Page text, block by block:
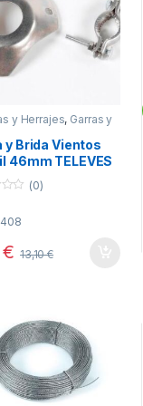
y Herrajes, Garras y
Telecomunicacion
y Brida Vientos
46mm TELEVES
(0)
€ 13,10€